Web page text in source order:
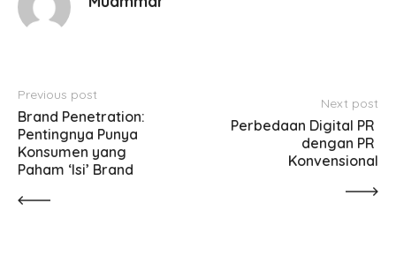
Previous post
Brand Penetration:
Pentingnya Punya
Konsumen yang
Paham ‘Isi’ Brand
Next post
Perbedaan Digital PR
dengan PR
Konvensional